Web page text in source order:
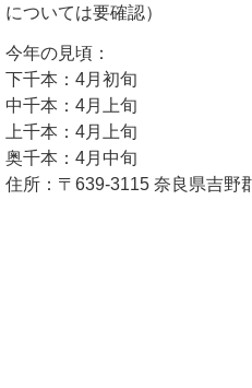
については要確認）
今年の見頃：
下千本：4月初旬
中千本：4月上旬
上千本：4月上旬
奥千本：4月中旬
住所：〒639-3115 奈良県吉野